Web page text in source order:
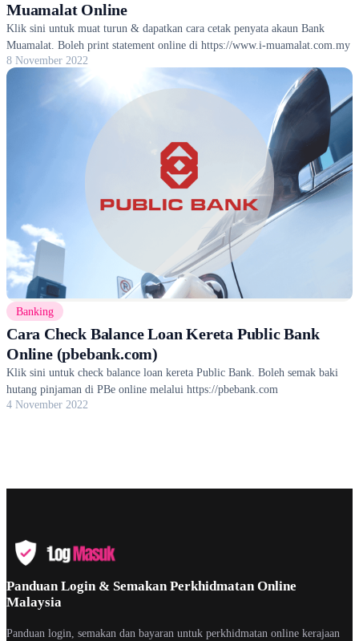
Muamalat Online
Klik sini untuk muat turun & dapatkan cara cetak penyata akaun Bank
Muamalat. Boleh print statement online di https://www.i-muamalat.com.my
8 November 2022
Banking
Cara Check Balance Loan Kereta Public Bank
Online (pbebank.com)
Klik sini untuk check balance loan kereta Public Bank. Boleh semak baki
hutang pinjaman di PBe online melalui https://pbebank.com
4 November 2022
Panduan Login & Semakan Perkhidmatan Online
Malaysia
Panduan login, semakan dan bayaran untuk perkhidmatan online kerajaan